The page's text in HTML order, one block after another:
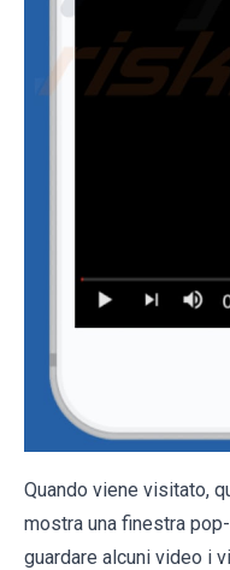
Quando viene visitato,
mostra una finestra
guardare alcuni video i